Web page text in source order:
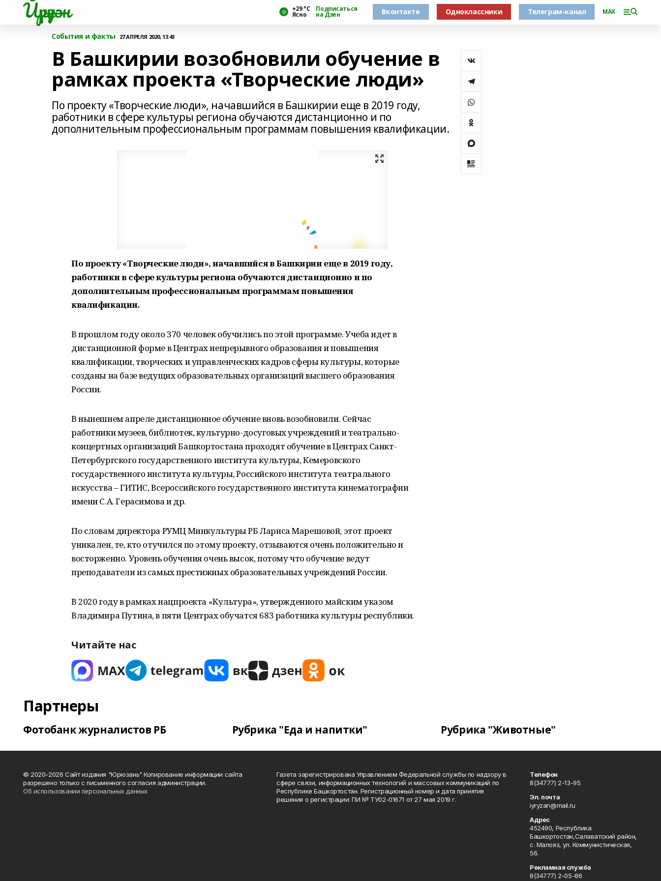
Йүрүҙән +29 °С
Ясно
Подписаться
на Дзен Вконтакте Одноклассники Телеграм-канал MAX
События и факты 27 АПРЕЛЯ 2020, 13:43
В Башкирии возобновили обучение в
рамках проекта «Творческие люди»
По проекту «Творческие люди», начавшийся в Башкирии еще в 2019 году,
работники в сфере культуры региона обучаются дистанционно и по
дополнительным профессиональным программам повышения квалификации.
По проекту «Творческие люди», начавшийся в Башкирии еще в 2019 году,
работники в сфере культуры региона обучаются дистанционно и по
дополнительным профессиональным программам повышения
квалификации.
В прошлом году около 370 человек обучились по этой программе. Учеба идет в
дистанционной форме в Центрах непрерывного образования и повышения
квалификации, творческих и управленческих кадров сферы культуры, которые
созданы на базе ведущих образовательных организаций высшего образования
России.
В нынешнем апреле дистанционное обучение вновь возобновили. Сейчас
работники музеев, библиотек, культурно-досуговых учреждений и театрально-
концертных организаций Башкортостана проходят обучение в Центрах Санкт-
Петербургского государственного института культуры, Кемеровского
государственного института культуры, Российского института театрального
искусства – ГИТИС, Всероссийского государственного института кинематографии
имени С.А. Герасимова и др.
По словам директора РУМЦ Минкультуры РБ Лариса Марешовой, этот проект
уникален, те, кто отучился по этому проекту, отзываются очень положительно и
восторженно. Уровень обучения очень высок, потому что обучение ведут
преподаватели из самых престижных образовательных учреждений России.
В 2020 году в рамках нацпроекта «Культура», утвержденного майским указом
Владимира Путина, в пяти Центрах обучатся 683 работника культуры республики.
Читайте нас
Партнеры
Фотобанк журналистов РБ Рубрика "Еда и напитки" Рубрика "Животные"
© 2020-2026 Сайт издания "Юрюзань" Копирование информации сайта
разрешено только с письменного согласия администрации.
Об использовании персональных данных
Газета зарегистрирована Управлением Федеральной службы по надзору в
сфере связи, информационных технологий и массовых коммуникаций по
Республике Башкортостан. Регистрационный номер и дата принятия
решения о регистрации: ПИ № ТУ02-01671 от 27 мая 2019 г.
Телефон
8(34777) 2-13-95
Эл. почта
iyryzan@mail.ru
Адрес
452490, Республика
Башкортостан,Салаватский район,
с. Малояз, ул. Коммунистическая,
56.
Рекламная служба
8(34777) 2-05-86